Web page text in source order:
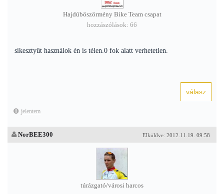
Hajdúböszörmény Bike Team csapat
hozzászólások: 66
síkesztyűt használok én is télen.0 fok alatt verhetetlen.
jelentem
Elküldve: 2012.11.19. 09:58
NorBEE300
túrázgató/városi harcos